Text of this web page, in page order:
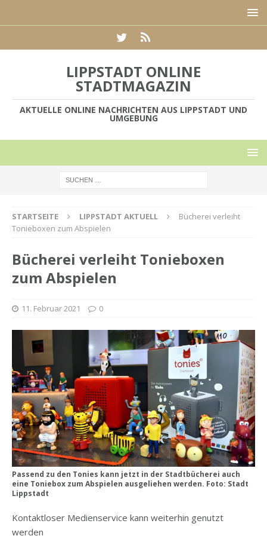
LIPPSTADT ONLINE
STADTMAGAZIN
AKTUELLE ONLINE NACHRICHTEN AUS LIPPSTADT UND
UMGEBUNG
STARTSEITE LIPPSTADT AKTUELL
Bücherei verleiht
Tonieboxen zum Abspielen
Bücherei verleiht Tonieboxen
zum Abspielen
11. Februar 2021 0
Passend zu den Tonies kann jetzt in der Stadtbücherei auch
eine Toniebox zum Abspielen ausgeliehen werden. Foto: Stadt
Lippstadt
Kontaktloser Medienservice kann weiterhin genutzt
werden